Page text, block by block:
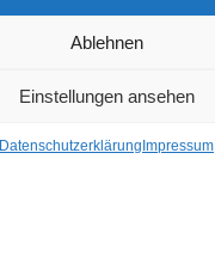
Ablehnen
Einstellungen ansehen
Datenschutzerklärung Impressum
43Leserstimmen